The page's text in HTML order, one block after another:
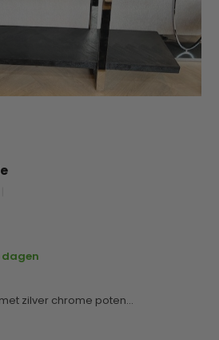
dagen
zilver chrome poten...